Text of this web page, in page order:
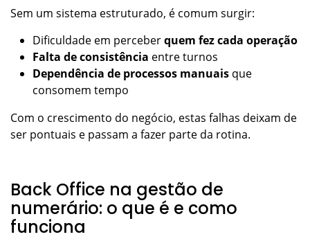
Sem um sistema estruturado, é comum surgir:
Dificuldade em perceberquem fez cada operação
Falta de consistência entre turnos
Dependência de processos manuais que
consomem tempo
Com o crescimento do negócio, estas falhas deixam de
ser pontuais e passam a fazer parte da rotina.
Back Office na gestão de
numerário: o que é e como
funciona